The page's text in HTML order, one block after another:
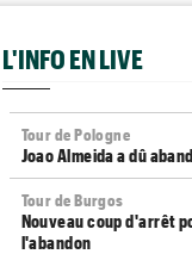
L'INFO EN LIVE
Tour de Pologne
Joao Almeida a dû
Tour de Burgos
Nouveau coup d'arrêt
l'abandon